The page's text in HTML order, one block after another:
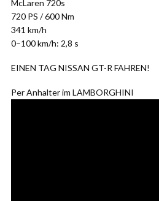
McLaren 720s
720 PS / 600 Nm
341 km/h
0–100 km/h: 2,8 s
EINEN TAG NISSAN GT-R FAHREN!
Per Anhalter im LAMBORGHINI